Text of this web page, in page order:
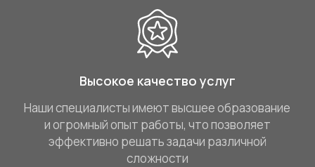
Высокое качество услуг
Наши специалисты имеют высшее образование
и огромный опыт работы, что позволяет
эффективно решать задачи различной
сложности